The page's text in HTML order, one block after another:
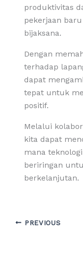
produktivitas
pekerjaan
bijaksana.
Dengan
terhadap
dapat
tepat untuk
positif.
Melalui
kita dapat
mana
beriringan
berkelanjutan.
PREVIOUS